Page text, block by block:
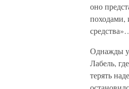
оно
походами,
Однажды у
Лабель,
терять